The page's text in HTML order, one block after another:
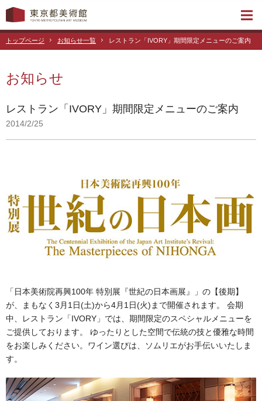
トップページ お知らせ一覧 レストラン「IVORY」期間限定メニューのご案内
お知らせ
レストラン「IVORY」期間限定メニューのご案内
2014/2/25
「日本美術院再興100年 特別展『世紀の日本画展』」の【後期】
が、まもなく3月1日(土)から4月1日(火)まで開催されます。 会期
中、レストラン「IVORY」では、期間限定のスペシャルメニューを
ご提供しております。 ゆったりとした空間で伝統の技と優雅な時間
をお楽しみください。ワイン選びは、ソムリエがお手伝いいたしま
す。